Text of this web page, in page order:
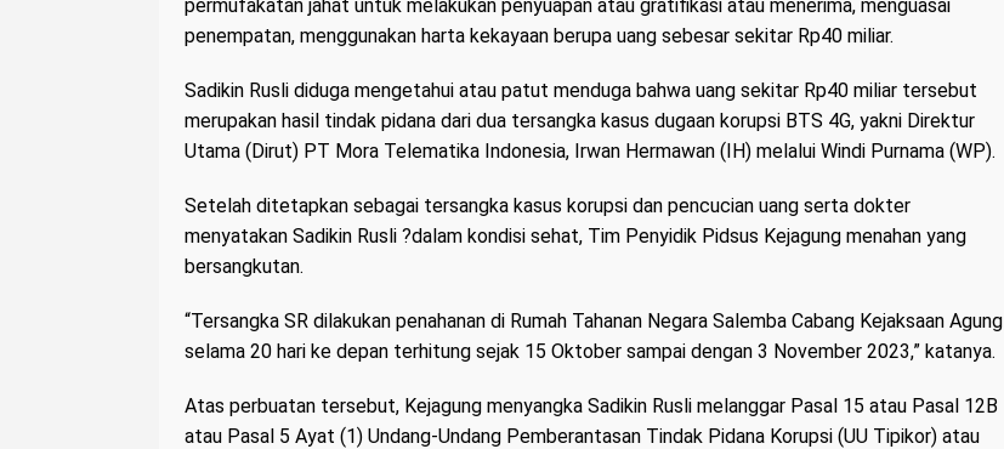
permufakatan jahat untuk melakukan penyuapan atau gratifikasi atau menerima, menguasai
penempatan, menggunakan harta kekayaan berupa uang sebesar sekitar Rp40 miliar.
Sadikin Rusli diduga mengetahui atau patut menduga bahwa uang sekitar Rp40 miliar tersebut
merupakan hasil tindak pidana dari dua tersangka kasus dugaan korupsi BTS 4G, yakni Direktur
Utama (Dirut) PT Mora Telematika Indonesia, Irwan Hermawan (IH) melalui Windi Purnama (WP).
Setelah ditetapkan sebagai tersangka kasus korupsi dan pencucian uang serta dokter
menyatakan Sadikin Rusli ?dalam kondisi sehat, Tim Penyidik Pidsus Kejagung menahan yang
bersangkutan.
“Tersangka SR dilakukan penahanan di Rumah Tahanan Negara Salemba Cabang Kejaksaan Agung
selama 20 hari ke depan terhitung sejak 15 Oktober sampai dengan 3 November 2023,” katanya.
Atas perbuatan tersebut, Kejagung menyangka Sadikin Rusli melanggar Pasal 15 atau Pasal 12B
atau Pasal 5 Ayat (1) Undang-Undang Pemberantasan Tindak Pidana Korupsi (UU Tipikor) atau